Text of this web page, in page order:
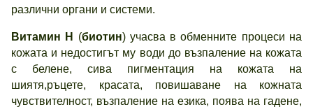
различни органи и системи.
Витамин Н (биотин) учасва в обменните процеси на
кожата и недостигът му води до възпаление на кожата
с белене, сива пигментация на кожата на
шиятя,ръцете, красата, повишаване на кожната
чувствителност, възпаление на езика, поява на гадене,